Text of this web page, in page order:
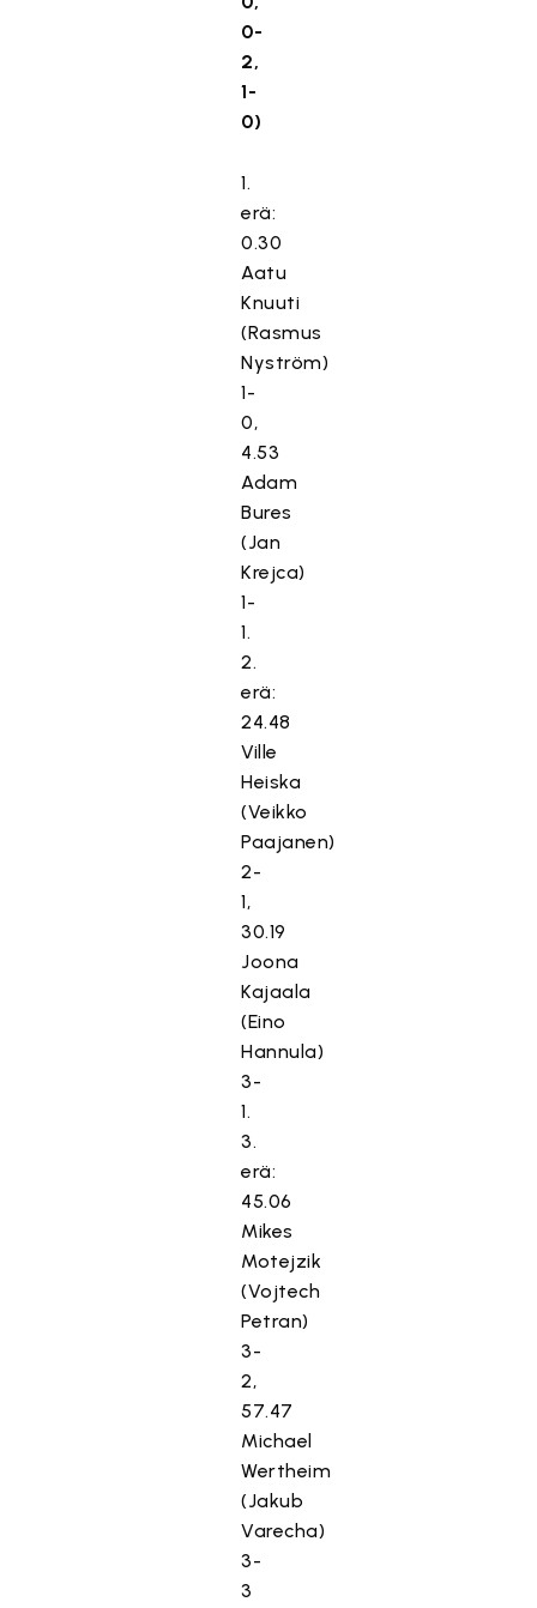
0-
2,
1-
0)
1.
erä:
0.30
Aatu
Knuuti
(Rasmus
Nyström)
1-
0,
4.53
Adam
Bures
(Jan
Krejca)
1-
1.
2.
erä:
24.48
Ville
Heiska
(Veikko
Paajanen)
2-
1,
30.19
Joona
Kajaala
(Eino
Hannula)
3-
1.
3.
erä:
45.06
Mikes
Motejzik
(Vojtech
Petran)
3-
2,
57.47
Michael
Wertheim
(Jakub
Varecha)
3-
3